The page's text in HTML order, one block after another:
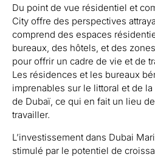
Du point de vue résidentiel et
City offre des perspectives
comprend des espaces
bureaux, des hôtels, et des
pour offrir un cadre de vie et de
Les résidences et les bureaux
imprenables sur le littoral et de
de Dubaï, ce qui en fait un lieu
travailler.
L’investissement dans Dubai
stimulé par le potentiel de